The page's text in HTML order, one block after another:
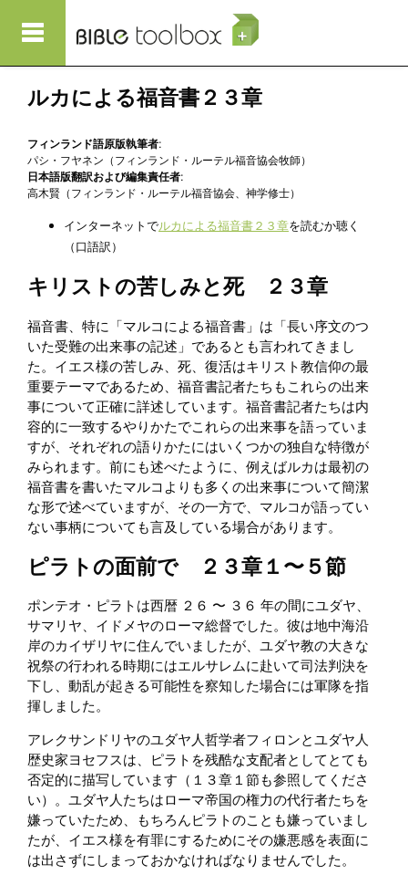
ルカによる福音書２３章
フィンランド語原版執筆者:
パシ・フヤネン（フィンランド・ルーテル福音協会牧師）
日本語版翻訳および編集責任者:
高木賢（フィンランド・ルーテル福音協会、神学修士）
インターネットでルカによる福音書２３章を読むか聴く
（口語訳）
キリストの苦しみと死 ２３章
福音書、特に「マルコによる福音書」は「長い序文のつ
いた受難の出来事の記述」であるとも言われてきまし
た。イエス様の苦しみ、死、復活はキリスト教信仰の最
重要テーマであるため、福音書記者たちもこれらの出来
事について正確に詳述しています。福音書記者たちは内
容的に一致するやりかたでこれらの出来事を語っていま
すが、それぞれの語りかたにはいくつかの独自な特徴が
みられます。前にも述べたように、例えばルカは最初の
福音書を書いたマルコよりも多くの出来事について簡潔
な形で述べていますが、その一方で、マルコが語ってい
ない事柄についても言及している場合があります。
ピラトの面前で ２３章１〜５節
ポンテオ・ピラトは西暦 ２６ 〜 ３６ 年の間にユダヤ、
サマリヤ、イドメヤのローマ総督でした。彼は地中海沿
岸のカイザリヤに住んでいましたが、ユダヤ教の大きな
祝祭の行われる時期にはエルサレムに赴いて司法判決を
下し、動乱が起きる可能性を察知した場合には軍隊を指
揮しました。
アレクサンドリヤのユダヤ人哲学者フィロンとユダヤ人
歴史家ヨセフスは、ピラトを残酷な支配者としてとても
否定的に描写しています（１３章１節も参照してくださ
い）。ユダヤ人たちはローマ帝国の権力の代行者たちを
嫌っていたため、もちろんピラトのことも嫌っていまし
たが、イエス様を有罪にするためにその嫌悪感を表面に
は出さずにしまっておかなければなりませんでした。